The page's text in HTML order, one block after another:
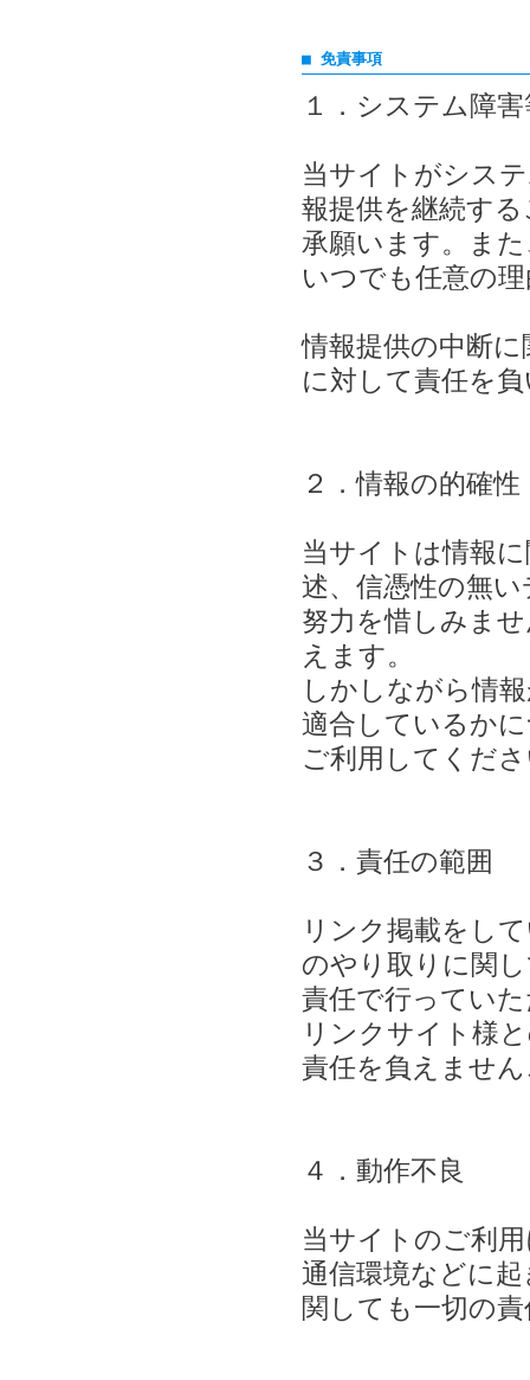
■ 免責事項
１．システム障害
当サイトがシス
報提供を継続す
承願います。ま
いつでも任意の
情報提供の中断
に対して責任を
２．情報の的確性
当サイトは情報
述、信憑性の無
努力を惜しみま
えます。
しかしながら情
適合しているか
ご利用してくだ
３．責任の範囲
リンク掲載をし
のやり取りに関
責任で行ってい
リンクサイト様
責任を負えませ
４．動作不良
当サイトのご利
通信環境などに
関しても一切の